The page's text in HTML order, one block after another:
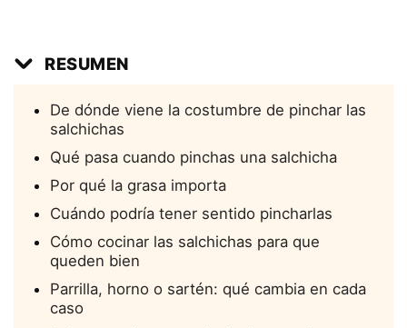
RESUMEN
De dónde viene la costumbre de pinchar las
salchichas
Qué pasa cuando pinchas una salchicha
Por qué la grasa importa
Cuándo podría tener sentido pincharlas
Cómo cocinar las salchichas para que
queden bien
Parrilla, horno o sartén: qué cambia en cada
caso